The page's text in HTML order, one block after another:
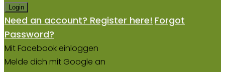
Login
Need an account? Register here! Forgot
Password?
Mit Facebook einloggen
Melde dich mit Google an